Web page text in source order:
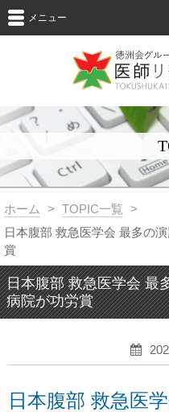
メニュー
ホーム > TOPIC一覧 >
日本腹部 救急医学会 最多の
賞
日本腹部 救急医学会 最
病院が功労賞
日本腹部 救急医